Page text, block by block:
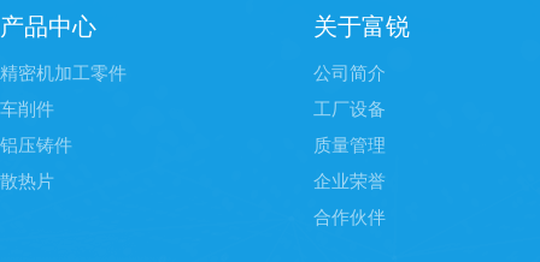
产品中心
精密机加工零件
车削件
铝压铸件
散热片
关于富锐
公司简介
工厂设备
质量管理
企业荣誉
合作伙伴